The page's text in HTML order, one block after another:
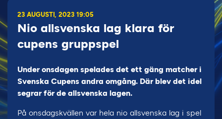
23 AUGUSTI, 2023 19:05
Nio allsvenska lag klara för
cupens gruppspel
Under onsdagen spelades det ett gäng matcher i
Svenska Cupens andra omgång. Där blev det idel
segrar för de allsvenska lagen.
På onsdagskvällen var hela nio allsvenska lag i spel